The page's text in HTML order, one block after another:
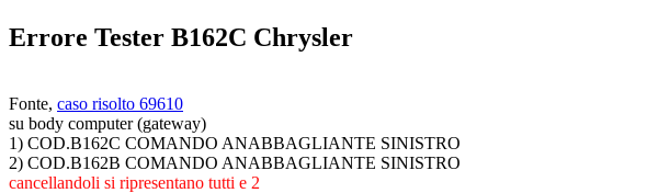
Errore Tester B162C Chrysler
Fonte, caso risolto 69610
su body computer (gateway)
1) COD.B162C COMANDO ANABBAGLIANTE SINISTRO
2) COD.B162B COMANDO ANABBAGLIANTE SINISTRO
cancellandoli si ripresentano tutti e 2